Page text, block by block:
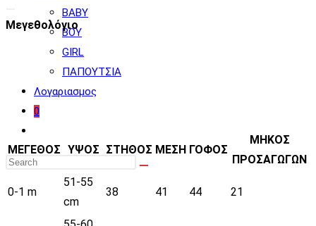
BABY
BOY
GIRL
ΠΑΠΟΥΤΣΙΑ
Λογαριασμος
0
website
search
02121-
Μεγεθολόγιο
ΜΕΓΕΘΟΣ ΥΨΟΣ ΣΤΗΘΟΣ ΜΕΣΗ ΓΟΦΟΣ
ΜΗΚΟΣ
ΠΡΟΣΑΓΩΓΩΝ
0-1 m
51-55
cm
38 41 44 21